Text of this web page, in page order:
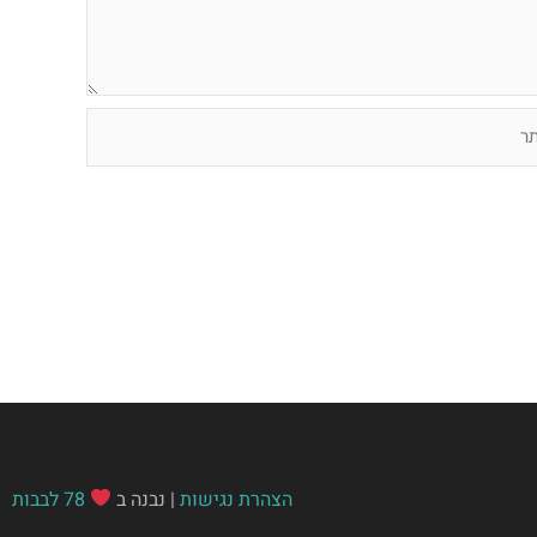
הצהרת נגישות| נבנה ב 78 לבבות